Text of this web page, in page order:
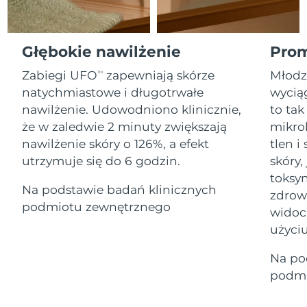
Głębokie nawilżenie
Zabiegi UFOTM
zapewniają skórze
natychmiastowe i długotrwałe
nawilżenie. Udowodniono klinicznie,
że w zaledwie 2 minuty zwiększają
nawilżenie skóry o 126%, a efekt
utrzymuje się do 6 godzin.
Na podstawie badań klinicznych
podmiotu zewnętrznego
to tak
tlen i
Na
All revitalizing eye massagers
Advanced pore care essentials
Serum
For healthy hair
issa™ Teeth Whitening Gel
18% PAP
Kosmetyki Mężczyźni
O NAS
Gibraltar
Grecja
8/11/26
SRA Hongkong
(Chiny)
Oczekiwany czas dostawy
8/12/26
Węgry
Oczekiwany czas dostawy
8/11/26
Oczekiwany czas dostawy
8/12/26
Indonezja
Oczekiwany czas dostawy
8/11/26